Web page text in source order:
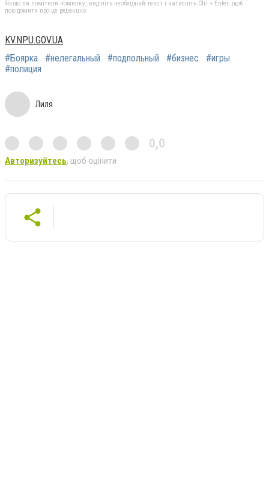
Якщо ви помітили помилку, виділіть необхідний текст і натисніть Ctrl + Enter, щоб
повідомити про це редакцію
KV.NPU.GOV.UA
#Боярка
#нелегальный #подпольный #бизнес
#игры
#полиция
Лиля
0,0
Авторизуйтесь, щоб оцінити